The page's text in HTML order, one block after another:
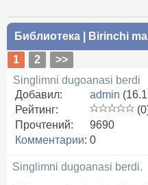
Библиотека
Birinchi
1
2
>>
Singlimni dugoanasi berdi
Добавил:
admin
Рейтинг:
Прочтений:
9690
Комментарии: 0
Singlimni dugoanasi berdi.